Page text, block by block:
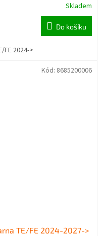
Skladem
Do košíku
2024->
TE/FE 2024-2027->
Kód: 8685200006